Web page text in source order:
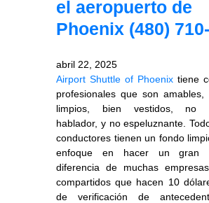
el aeropuerto de
Phoenix (480)
abril 22, 2025
Airport Shuttle of Phoenix tiene
profesionales que son amables,
limpios, bien vestidos, no
hablador, y no espeluznante.
conductores tienen un fondo
enfoque en hacer un gran
diferencia de muchas
compartidos que hacen 10
de verificación de